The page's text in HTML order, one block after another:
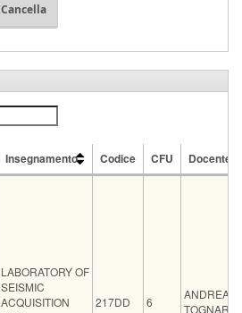
Cancella
Insegnamento Codice CFU
Docente
LABORATORY OF
SEISMIC
ACQUISITION
217DD 6
ANDREA